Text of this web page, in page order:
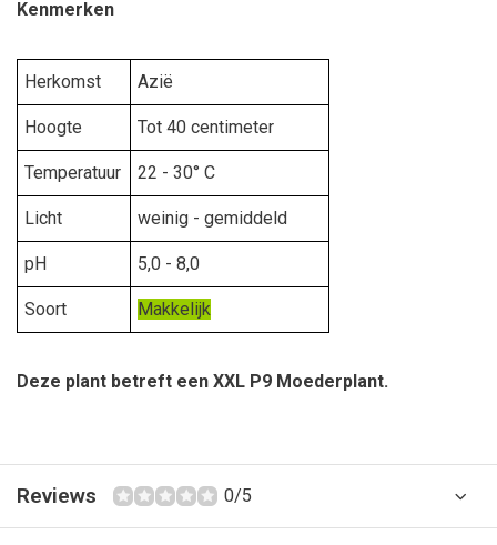
Kenmerken
Herkomst Azië
Hoogte Tot 40 centimeter
Temperatuur 22 - 30° C
Licht weinig - gemiddeld
pH 5,0 - 8,0
Soort Makkelijk
Deze plant betreft een XXL P9 Moederplant.
Reviews 0/5